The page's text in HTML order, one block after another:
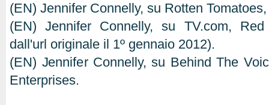
(EN) Jennifer Connelly, su Rotten
(EN) Jennifer Connelly, su TV.com, Red
dall'url originale il 1º gennaio 2012).
(EN) Jennifer Connelly, su Behind The
Enterprises.